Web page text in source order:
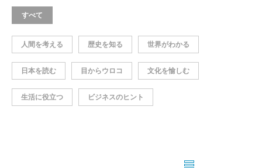
すべて
人間を考える 歴史を知る 世界がわかる
日本を読む 目からウロコ 文化を愉しむ
生活に役立つ ビジネスのヒント